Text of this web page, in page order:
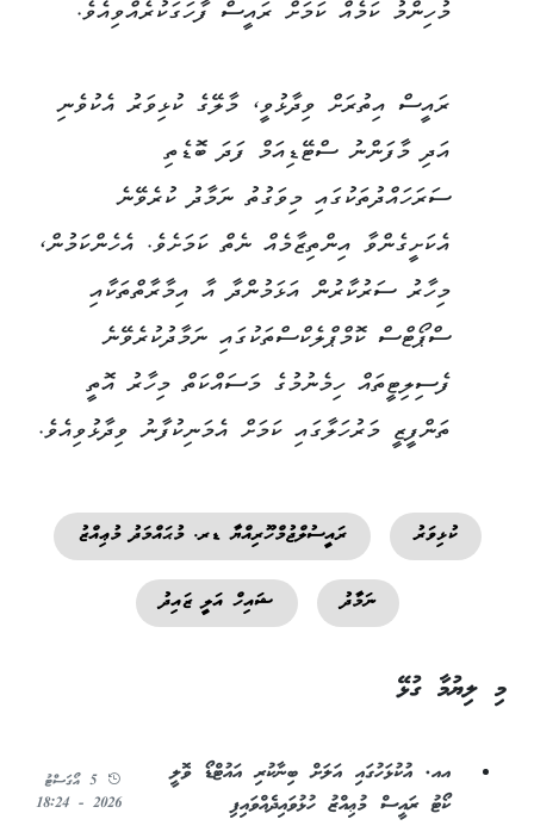
މުހިންމު ކަމެއް ކަމަށް ރައީސް ފާހަގަކުރެއްވިއެވެ.
ރައީސް އިތުރަށް ވިދާޅުވީ، މާލޭގެ ކުޅިވަރު އެކުވެނި
އަދި މާފަންނު ސްޓޭޑިއަމް ފަދަ ބޮޑެތި
ސަރަހައްދުތަކުގައި މިވަގުތު ނަމާދު ކުރެވޭނެ
އެކަށީގެންވާ އިންތިޒާމެއް ނެތް ކަމަށެވެ. އެހެންކަމުން،
މިހާރު ސަރުކާރުން އަޅަމުންދާ އާ އިމާރާތްތަކާއި
ސްޕޯޓްސް ކޮމްޕްލެކްސްތަކުގައި ނަމާދުކުރެވޭނެ
ފެސިލިޓީތައް ހިމެނުމުގެ މަސައްކަތް މިހާރު އޮތީ
ތަންފީޒީ މަރުހަލާގައި ކަމަށް އެމަނިކުފާނު ވިދާޅުވިއެވެ.
ކުޅިވަރު ރައީސުލްޖުމްހޫރިއްޔާ ޑރ. މުޙައްމަދު މުޢިއްޒު
ނަމާދު ޝައިހް އަލީ ޒައިދު
މި ލިޔުމާ ގުޅޭ
އއ. އުކުޅަހުގައި އަލަށް ބިނާކުރި އައުޓްޑޯ ވޮލީ
ކޯޓު ރައީސް މުޢިއްޒު ހުޅުވައިދެއްވައިފި
5 އޯގަސްޓު
2026 - 18:24